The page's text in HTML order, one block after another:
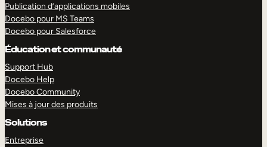
Publication d’applications mobiles
Docebo pour MS Teams
Docebo pour Salesforce
Éducation et communauté
Support Hub
Docebo Help
Docebo Community
Mises à jour des produits
Solutions
Entreprise